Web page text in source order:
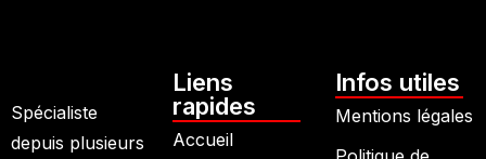
Spécialiste
depuis plusieurs
Liens
rapides
Accueil
Infos utiles
Mentions légales